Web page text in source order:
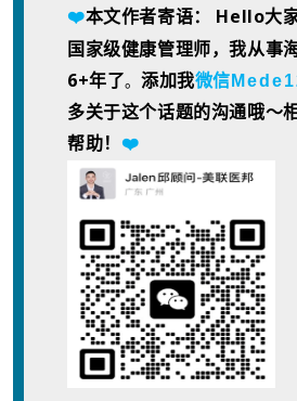
❤️本文作者寄语： Hello大
国家级健康管理师，我从事
6+年了。添加我微信
多关于这个话题的沟通哦～
帮助！ ❤️